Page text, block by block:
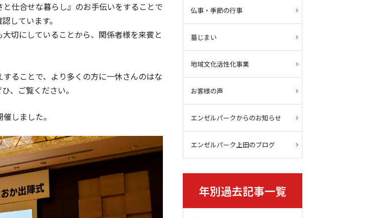
仕合せな暮らし』のお手伝いをすることで
しています。
切にしていることから、関係者様を来賓と
ることで、より多くの方に一休さんのはな
、ご覧ください。
しました。
仏事・季節の行事
墓じまい
地域文化活性化事業
お客様の声
エンゼルパークからのお知らせ
エンゼルパーク上田のブログ
年別過去記事一覧